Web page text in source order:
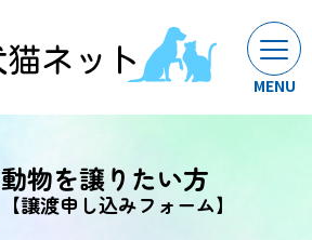
動物を譲りたい方
【譲渡申し込みフォーム】